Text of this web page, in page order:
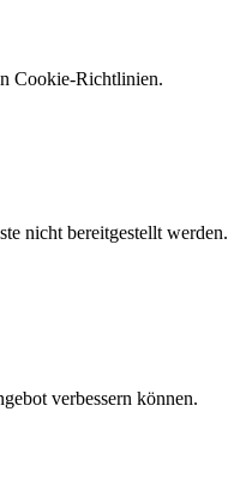
Cookie-Richtlinien.
nicht bereitgestellt werden.
verbessern können.